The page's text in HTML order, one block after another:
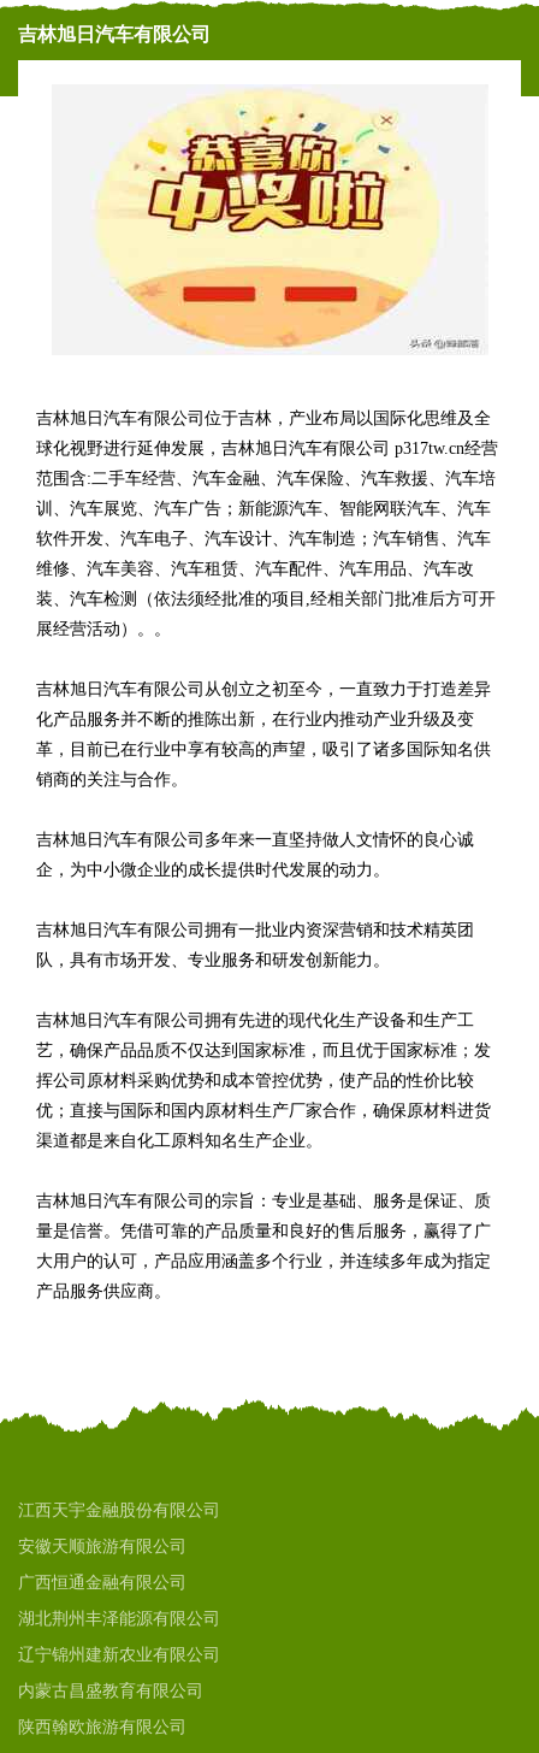
吉林旭日汽车有限公司
吉林旭日汽车有限公司位于吉林，产业布局以国际化思维及全
球化视野进行延伸发展，吉林旭日汽车有限公司 p317tw.cn经营
范围含:二手车经营、汽车金融、汽车保险、汽车救援、汽车培
训、汽车展览、汽车广告；新能源汽车、智能网联汽车、汽车
软件开发、汽车电子、汽车设计、汽车制造；汽车销售、汽车
维修、汽车美容、汽车租赁、汽车配件、汽车用品、汽车改
装、汽车检测（依法须经批准的项目,经相关部门批准后方可开
展经营活动）。。
吉林旭日汽车有限公司从创立之初至今，一直致力于打造差异
化产品服务并不断的推陈出新，在行业内推动产业升级及变
革，目前已在行业中享有较高的声望，吸引了诸多国际知名供
销商的关注与合作。
吉林旭日汽车有限公司多年来一直坚持做人文情怀的良心诚
企，为中小微企业的成长提供时代发展的动力。
吉林旭日汽车有限公司拥有一批业内资深营销和技术精英团
队，具有市场开发、专业服务和研发创新能力。
吉林旭日汽车有限公司拥有先进的现代化生产设备和生产工
艺，确保产品品质不仅达到国家标准，而且优于国家标准；发
挥公司原材料采购优势和成本管控优势，使产品的性价比较
优；直接与国际和国内原材料生产厂家合作，确保原材料进货
渠道都是来自化工原料知名生产企业。
吉林旭日汽车有限公司的宗旨：专业是基础、服务是保证、质
量是信誉。凭借可靠的产品质量和良好的售后服务，赢得了广
大用户的认可，产品应用涵盖多个行业，并连续多年成为指定
产品服务供应商。
江西天宇金融股份有限公司
安徽天顺旅游有限公司
广西恒通金融有限公司
湖北荆州丰泽能源有限公司
辽宁锦州建新农业有限公司
内蒙古昌盛教育有限公司
陕西翰欧旅游有限公司